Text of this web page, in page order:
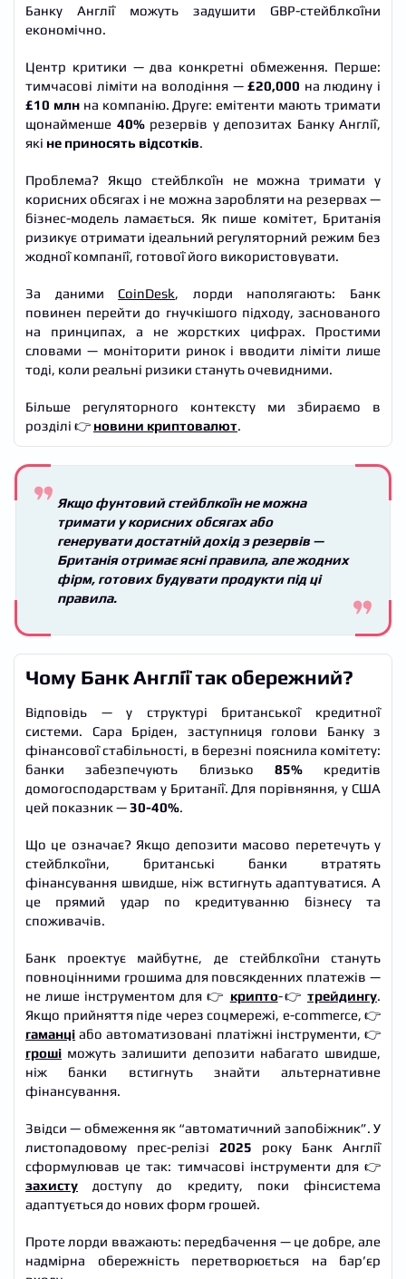
Банку Англії можуть задушити GBP-стейблкоїни
економічно.
Центр критики — два конкретні обмеження. Перше:
тимчасові ліміти на володіння —£20,000 на людину і
£10 млнна компанію. Друге: емітенти мають тримати
щонайменше 40%резервів у депозитах Банку Англії,
які не приносять відсотків.
Проблема? Якщо стейблкоїн не можна тримати у
корисних обсягах і не можна заробляти на резервах —
бізнес-модель ламається. Як пише комітет, Британія
ризикує отримати ідеальний регуляторний режим без
жодної компанії, готової його використовувати.
За даними CoinDesk, лорди наполягають: Банк
повинен перейти до гнучкішого підходу, заснованого
на принципах, а не жорстких цифрах. Простими
словами — моніторити ринок і вводити ліміти лише
тоді, коли реальні ризики стануть очевидними.
Більше регуляторного контексту ми збираємо в
розділі 👉 новини криптовалют.
Якщо фунтовий стейблкоїн не можна
тримати у корисних обсягах або
генерувати достатній дохід з резервів —
Британія отримає ясні правила, але жодних
фірм, готових будувати продукти під ці
правила.
Чому Банк Англії так обережний?
Відповідь — у структурі британської кредитної
системи. Сара Бріден, заступниця голови Банку з
фінансової стабільності, в березні пояснила комітету:
банки забезпечують близько 85%кредитів
домогосподарствам у Британії. Для порівняння, у США
цей показник —30-40%.
Що це означає? Якщо депозити масово перетечуть у
стейблкоїни, британські банки втратять
фінансування швидше, ніж встигнуть адаптуватися. А
це прямий удар по кредитуванню бізнесу та
споживачів.
Банк проектує майбутнє, де стейблкоїни стануть
повноцінними грошима для повсякденних платежів —
не лише інструментом для 👉 крипто-👉трейдингу.
Якщо прийняття піде через соцмережі, e-commerce, 👉
гаманці або автоматизовані платіжні інструменти, 👉
гроші можуть залишити депозити набагато швидше,
ніж банки встигнуть знайти альтернативне
фінансування.
Звідси — обмеження як “автоматичний запобіжник”. У
листопадовому прес-релізі 2025 року Банк Англії
сформулював це так: тимчасові інструменти для 👉
захисту доступу до кредиту, поки фінсистема
адаптується до нових форм грошей.
Проте лорди вважають: передбачення — це добре, але
надмірна обережність перетворюється на бар’єр